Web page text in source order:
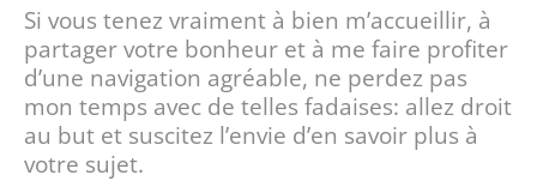
Si vous tenez vraiment à bien m’accueillir, à
partager votre bonheur et à me faire profiter
d’une navigation agréable, ne perdez pas
mon temps avec de telles fadaises: allez droit
au but et suscitez l’envie d’en savoir plus à
votre sujet.